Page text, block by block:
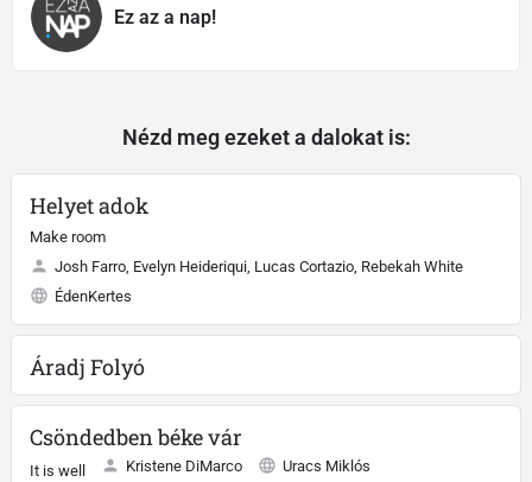
Ez az a nap!
Nézd meg ezeket a dalokat is:
Helyet adok
Make room
Josh Farro, Evelyn Heideriqui, Lucas Cortazio, Rebekah White
ÉdenKertes
Áradj Folyó
Csöndedben béke vár
It is well Kristene DiMarco Uracs Miklós